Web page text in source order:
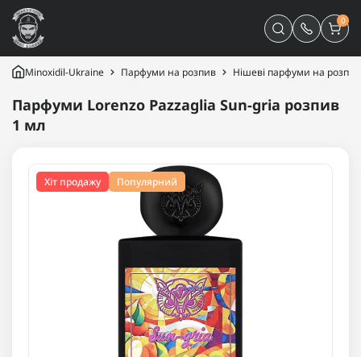
0
Minoxidil-Ukraine Парфуми на розпив Нішеві парфуми на розпив
Парфуми Lorenzo Pazzaglia Sun-gria розпив
1 мл
Хіт продажу Популярний